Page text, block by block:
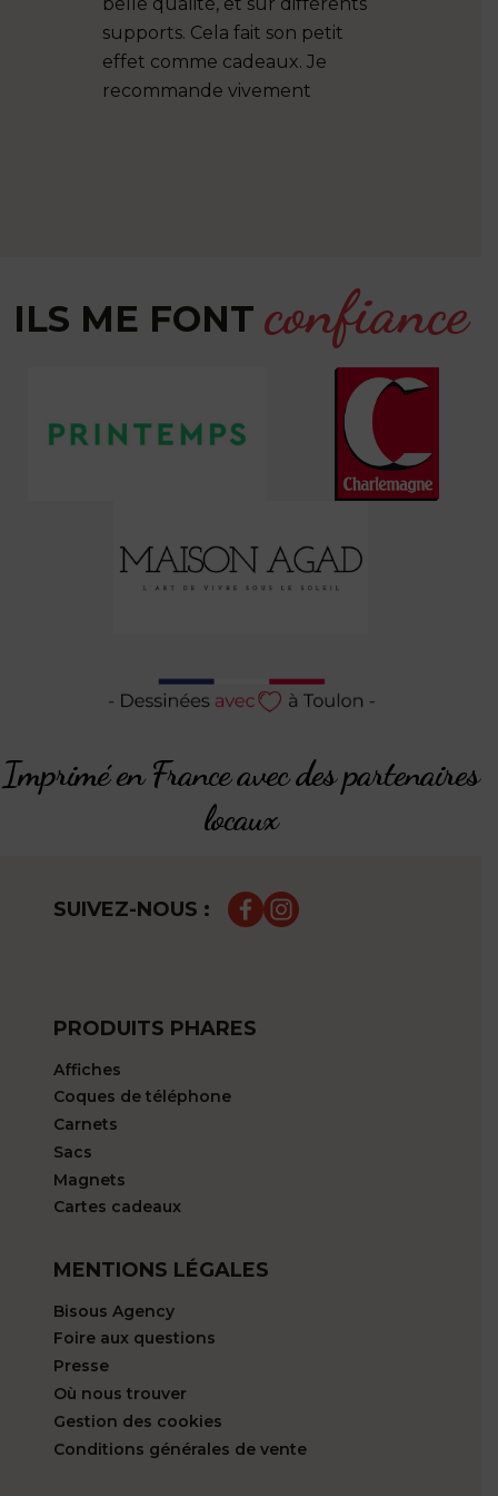
supports. Cela fait son petit
effet comme cadeaux. Je
recommande vivement
ILS ME FONT confiance
Imprimé en France avec des partenaires
locaux
SUIVEZ-NOUS :
PRODUITS PHARES
Affiches
Coques de téléphone
Carnets
Sacs
Magnets
Cartes cadeaux
MENTIONS LÉGALES
Bisous Agency
Foire aux questions
Presse
Où nous trouver
Gestion des cookies
Conditions générales de vente